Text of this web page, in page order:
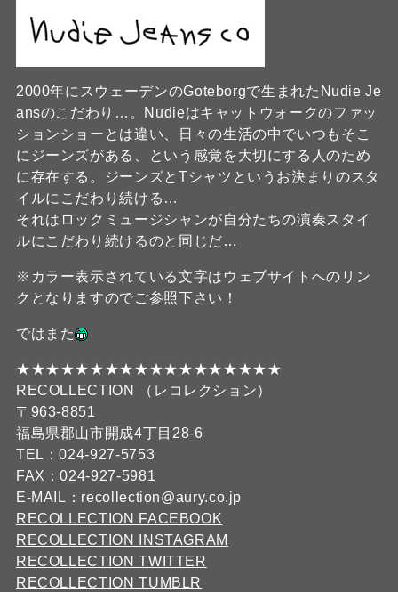
2000年にスウェーデンのGoteborgで生まれたNudie Je
ansのこだわり…。Nudieはキャットウォークのファッ
ションショーとは違い、日々の生活の中でいつもそこ
にジーンズがある、という感覚を大切にする人のため
に存在する。ジーンズとTシャツというお決まりのスタ
イルにこだわり続ける…
それはロックミュージシャンが自分たちの演奏スタイ
ルにこだわり続けるのと同じだ…
※カラー表示されている文字はウェブサイトへのリン
クとなりますのでご参照下さい！
ではまた
★★★★★★★★★★★★★★★★★★
RECOLLECTION （レコレクション）
〒963-8851
福島県郡山市開成4丁目28-6
TEL：024-927-5753
FAX：024-927-5981
E-MAIL：recollection@aury.co.jp
RECOLLECTION FACEBOOK
RECOLLECTION INSTAGRAM
RECOLLECTION TWITTER
RECOLLECTION TUMBLR